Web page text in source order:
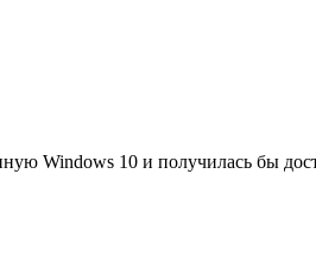
Windows 10 и получилась бы